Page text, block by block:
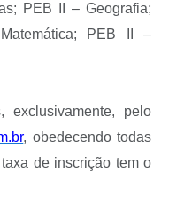
PEB II – Geografia;
PEB II –
exclusivamente, pelo
, obedecendo todas
de inscrição tem o